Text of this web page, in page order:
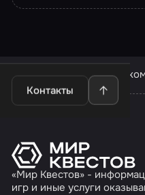
Контакты
Квесты в Чите Квесты
«Мир Квестов» -
игр и иные услуги